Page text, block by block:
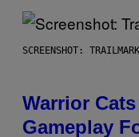
SCREENSHOT:
Warrior
Gameplay